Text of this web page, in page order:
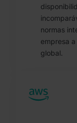
normas
empresa
global.